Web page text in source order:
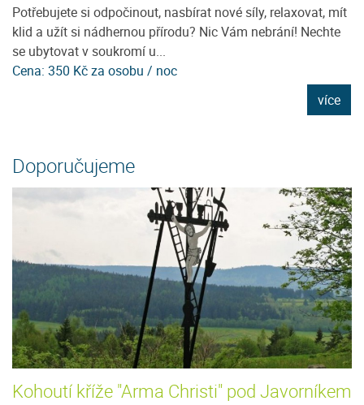
Potřebujete si odpočinout, nasbírat nové síly, relaxovat, mít
klid a užít si nádhernou přírodu? Nic Vám nebrání! Nechte
se ubytovat v soukromí u...
Cena: 350 Kč za osobu / noc
více
Doporučujeme
Kohoutí kříže "Arma Christi" pod Javorníkem